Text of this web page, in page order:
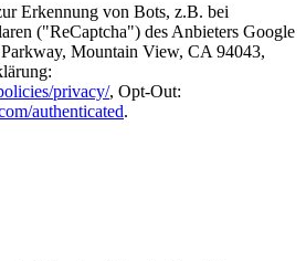
Erkennung von Bots, z.B. bei
("ReCaptcha") des Anbieters Google
Mountain View, CA 94043,
privacy/, Opt-Out:
authenticated.